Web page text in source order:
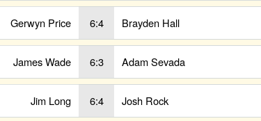
Gerwyn Price 6:4 Brayden Hall
James Wade 6:3 Adam Sevada
Jim Long 6:4 Josh Rock